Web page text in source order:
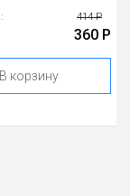
414 Р
360 Р
В корзину